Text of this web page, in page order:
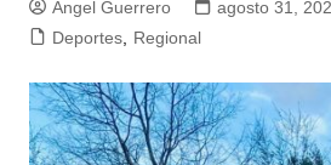
Angel Guerrero agosto 31,
Deportes, Regional